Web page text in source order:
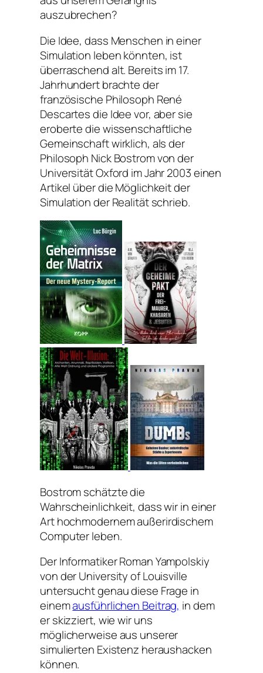
auszubrechen?
Die Idee, dass Menschen in einer
Simulation leben könnten, ist
überraschend alt. Bereits im 17.
Jahrhundert brachte der
französische Philosoph René
Descartes die Idee vor, aber sie
eroberte die wissenschaftliche
Gemeinschaft wirklich, als der
Philosoph Nick Bostrom von der
Universität Oxford im Jahr 2003 einen
Artikel über die Möglichkeit der
Simulation der Realität schrieb.
Bostrom schätzte die
Wahrscheinlichkeit, dass wir in einer
Art hochmodernem außerirdischem
Computer leben.
Der Informatiker Roman Yampolskiy
von der University of Louisville
untersucht genau diese Frage in
einemausführlichen Beitrag, in dem
er skizziert, wie wir uns
möglicherweise aus unserer
simulierten Existenz heraushacken
können.